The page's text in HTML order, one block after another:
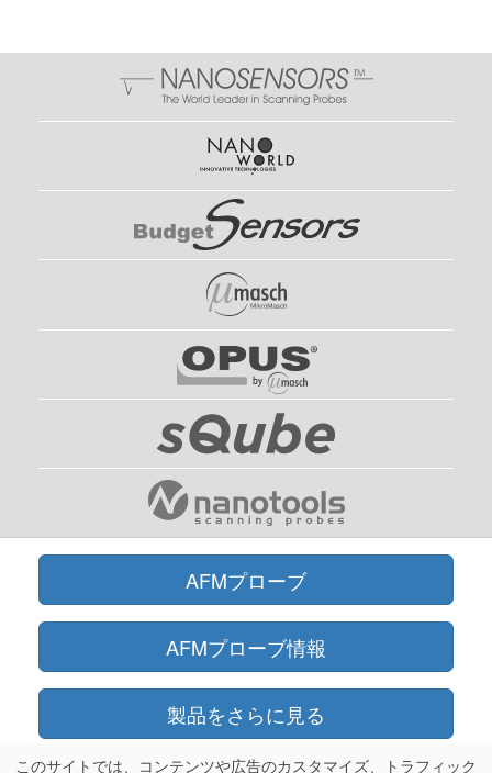
AFMプローブ
AFMプローブ情報
製品をさらに見る
このサイトでは、コンテンツや広告のカスタマイズ、トラフィック